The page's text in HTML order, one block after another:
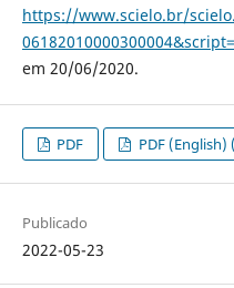
https://www.scielo.br/
em 20/06/2020.
PDF PDF (English)
Publicado
2022-05-23